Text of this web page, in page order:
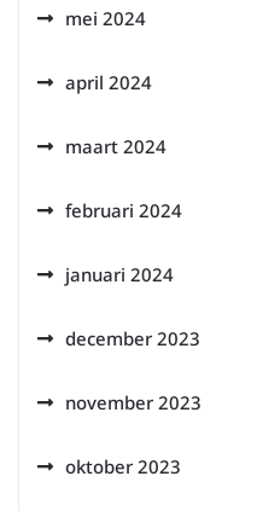
mei 2024
april 2024
maart 2024
februari 2024
januari 2024
december 2023
november 2023
oktober 2023